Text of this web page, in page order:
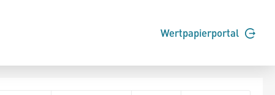
Wertpapierportal